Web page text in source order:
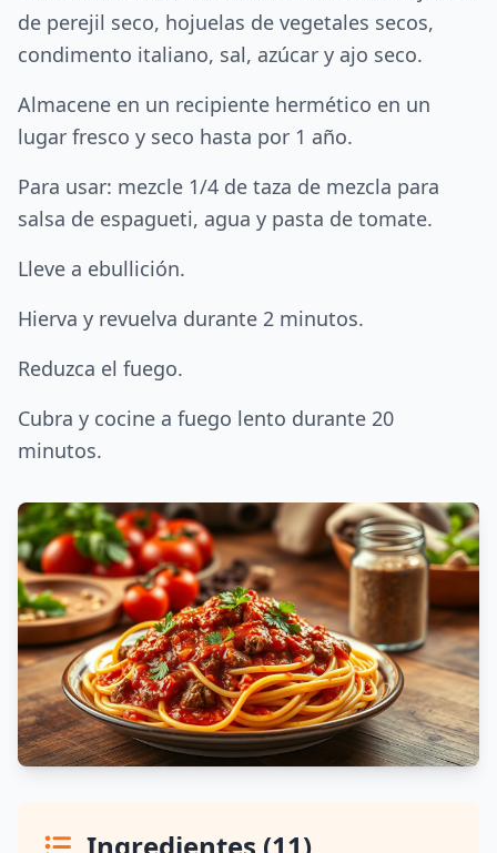
de perejil seco, hojuelas de vegetales secos,
condimento italiano, sal, azúcar y ajo seco.
Almacene en un recipiente hermético en un
lugar fresco y seco hasta por 1 año.
Para usar: mezcle 1/4 de taza de mezcla para
salsa de espagueti, agua y pasta de tomate.
Lleve a ebullición.
Hierva y revuelva durante 2 minutos.
Reduzca el fuego.
Cubra y cocine a fuego lento durante 20
minutos.
Ingredientes (11)